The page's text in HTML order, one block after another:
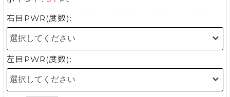
右目PWR(度数):
左目PWR(度数):